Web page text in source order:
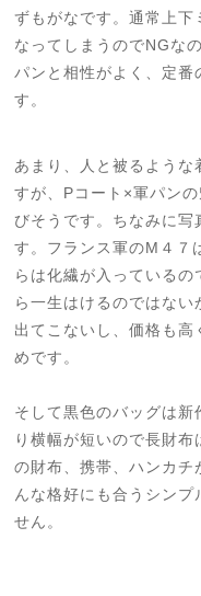
ずもがなです。通常上下
なってしまうのでNGな
パンと相性がよく、定番
す。
あまり、人と被るよう
すが、Pコート×軍パン
びそうです。ちなみに
す。フランス軍のM４７
らは化繊が入っている
ら一生はけるのではな
出てこないし、価格も
めです。
そして黒色のバッグは新
り横幅が短いので長財
の財布、携帯、ハンカ
んな格好にも合うシンプ
せん。